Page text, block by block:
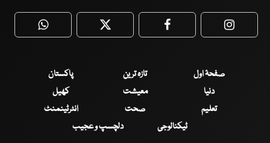
WhatsApp Twitter Facebook
صفحۂ اول تازہ ترین
پاکستان
دنیا
معیشت
کھیل
تعلیم
صحت
انٹرٹینمنٹ
ٹیکنالوجی
دلچسپ و عجیب